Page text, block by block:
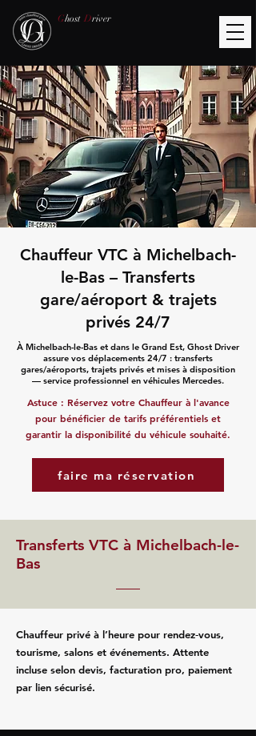
Ghost Driver
Chauffeur VTC à Michelbach-
le-Bas – Transferts
gare/aéroport & trajets
privés 24/7
À Michelbach-le-Bas et dans le Grand Est, Ghost Driver
assure vos déplacements 24/7 : transferts
gares/aéroports, trajets privés et mises à disposition
— service professionnel en véhicules Mercedes.
Astuce : Réservez votre Chauffeur à l'avance
pour bénéficier de tarifs préférentiels et
garantir la disponibilité du véhicule souhaité.
faire ma réservation
Transferts VTC à Michelbach-le-
Bas
Chauffeur privé à l’heure pour rendez‑vous,
tourisme, salons et événements. Attente
incluse selon devis, facturation pro, paiement
par lien sécurisé.